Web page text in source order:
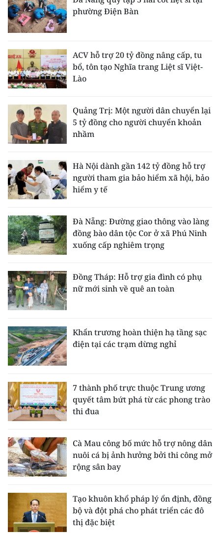
phường Điện Bàn
ACV hỗ trợ 20 tỷ đồng nâng cấp, tu
bổ, tôn tạo Nghĩa trang Liệt sĩ Việt-
Lào
Quảng Trị: Một người dân chuyển lại
5 tỷ đồng cho người chuyển khoản
nhầm
Hà Nội dành gần 142 tỷ đồng hỗ trợ
người tham gia bảo hiểm xã hội, bảo
hiểm y tế
Đà Nẵng: Đường giao thông vào làng
đồng bào dân tộc Cor ở xã Phú Ninh
xuống cấp nghiêm trọng
Đồng Tháp: Hỗ trợ gia đình có phụ
nữ mới sinh về quê an toàn
Khẩn trương hoàn thiện hạ tầng sạc
điện tại các trạm dừng nghỉ
7 thành phố trực thuộc Trung ương
quyết tâm bứt phá từ các phong trào
thi đua
Cà Mau công bố mức hỗ trợ nông dân
nuôi cá bị ảnh hưởng bởi thi công mở
rộng sân bay
Tạo khuôn khổ pháp lý ổn định, đồng
bộ và đột phá cho phát triển các đô
thị đặc biệt